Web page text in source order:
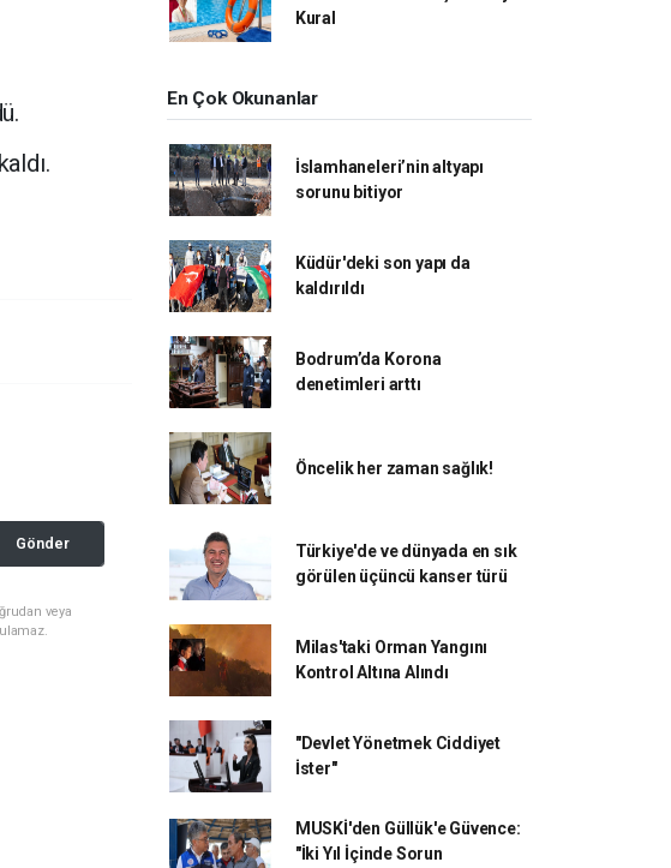
Gönder
veya
Kural
En Çok Okunanlar
İslamhaneleri’nin altyapı
sorunu bitiyor
Küdür'deki son yapı da
kaldırıldı
Bodrum’da Korona
denetimleri arttı
Öncelik her zaman sağlık!
Türkiye'de ve dünyada en sık
görülen üçüncü kanser türü
Milas'taki Orman Yangını
Kontrol Altına Alındı
"Devlet Yönetmek Ciddiyet
İster"
MUSKİ'den Güllük'e Güvence:
"İki Yıl İçinde Sorun